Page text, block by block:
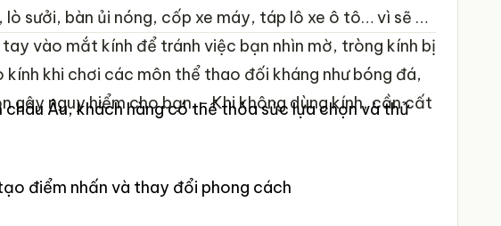
sưởi, bàn ủi nóng, cốp xe máy, táp lô xe ô tô… vì sẽ dễ
vào mắt kính để tránh việc bạn nhìn mờ, tròng kính bị
kính khi chơi các môn thể thao đối kháng như bóng đá,
gây nguy hiểm cho bạn. - Khi không dùng kính, cần cất
Âu, khách hàng có thể thỏa sức lựa chọn và thử
điểm nhấn và thay đổi phong cách